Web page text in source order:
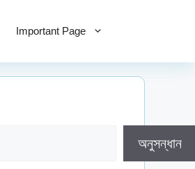
Important Page
অনুসন্ধান